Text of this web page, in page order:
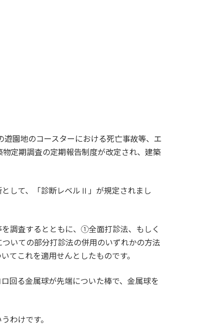
園地のコースターにおける死亡事故等、エ
定期調査の定期報告制度が改定され、建築
して、「診断レベルⅡ」が規定されまし
調査するとともに、①全面打診法、もしく
いての部分打診法の併用のいずれかの方法
これを適用せんとしたものです。
回る金属球が先端についた棒で、金属球を
わけです。